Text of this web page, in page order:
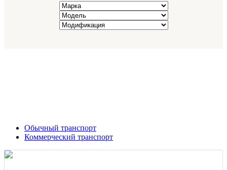
Обычный транспорт
Коммерческий транспорт